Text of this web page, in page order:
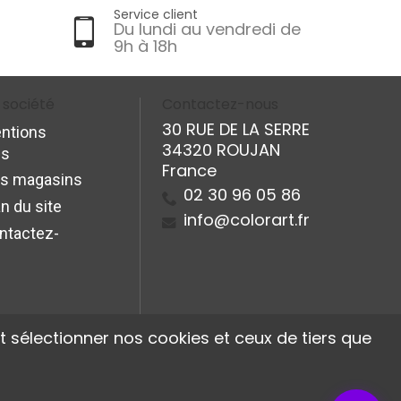
Service client
Du lundi au vendredi de
9h à 18h
magasins
du site
30 RUE DE LA SERRE
34320 ROUJAN
France
02 30 96 05 86
info@colorart.fr
nos cookies et ceux de tiers que